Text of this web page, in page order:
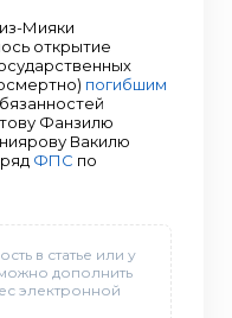
Мияки
открытие
погибшим
Фанзилю
Вакилю
ФПС по
в статье или у
дополнить
электронной